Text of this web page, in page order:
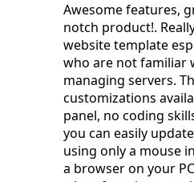
Awesome features,
notch product!.
website template
who are not familiar
managing servers.
customizations
panel, no coding
you can easily
using only a mouse
a browser on your